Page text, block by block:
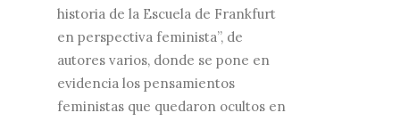
historia de la Escuela de Frankfurt
en perspectiva feminista”, de
autores varios, donde se pone en
evidencia los pensamientos
feministas que quedaron ocultos en